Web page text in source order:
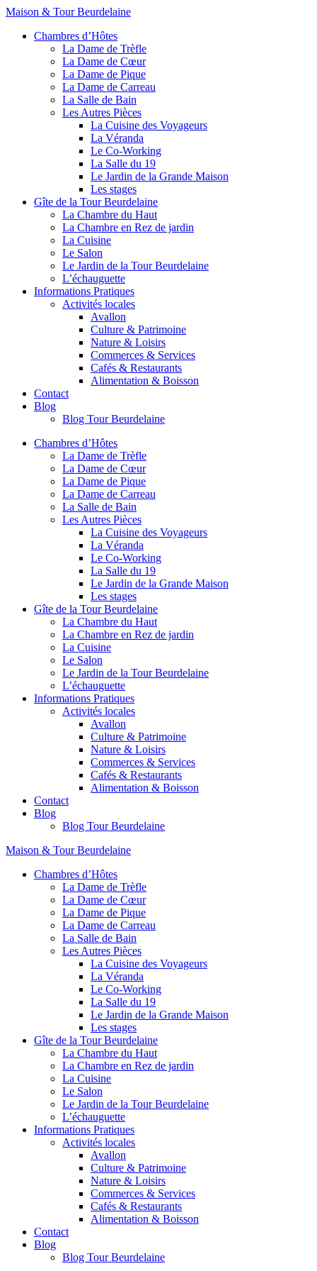
Maison & Tour Beurdelaine
Chambres d’Hôtes
La Dame de Trèfle
La Dame de Cœur
La Dame de Pique
La Dame de Carreau
La Salle de Bain
Les Autres Pièces
La Cuisine des Voyageurs
La Véranda
Le Co-Working
La Salle du 19
Le Jardin de la Grande Maison
Les stages
Gîte de la Tour Beurdelaine
La Chambre du Haut
La Chambre en Rez de jardin
La Cuisine
Le Salon
Le Jardin de la Tour Beurdelaine
L’échauguette
Informations Pratiques
Activités locales
Avallon
Culture & Patrimoine
Nature & Loisirs
Commerces & Services
Cafés & Restaurants
Alimentation & Boisson
Contact
Blog
Blog Tour Beurdelaine
Chambres d’Hôtes
La Dame de Trèfle
La Dame de Cœur
La Dame de Pique
La Dame de Carreau
La Salle de Bain
Les Autres Pièces
La Cuisine des Voyageurs
La Véranda
Le Co-Working
La Salle du 19
Le Jardin de la Grande Maison
Les stages
Gîte de la Tour Beurdelaine
La Chambre du Haut
La Chambre en Rez de jardin
La Cuisine
Le Salon
Le Jardin de la Tour Beurdelaine
L’échauguette
Informations Pratiques
Activités locales
Avallon
Culture & Patrimoine
Nature & Loisirs
Commerces & Services
Cafés & Restaurants
Alimentation & Boisson
Contact
Blog
Blog Tour Beurdelaine
Maison & Tour Beurdelaine
Chambres d’Hôtes
La Dame de Trèfle
La Dame de Cœur
La Dame de Pique
La Dame de Carreau
La Salle de Bain
Les Autres Pièces
La Cuisine des Voyageurs
La Véranda
Le Co-Working
La Salle du 19
Le Jardin de la Grande Maison
Les stages
Gîte de la Tour Beurdelaine
La Chambre du Haut
La Chambre en Rez de jardin
La Cuisine
Le Salon
Le Jardin de la Tour Beurdelaine
L’échauguette
Informations Pratiques
Activités locales
Avallon
Culture & Patrimoine
Nature & Loisirs
Commerces & Services
Cafés & Restaurants
Alimentation & Boisson
Contact
Blog
Blog Tour Beurdelaine